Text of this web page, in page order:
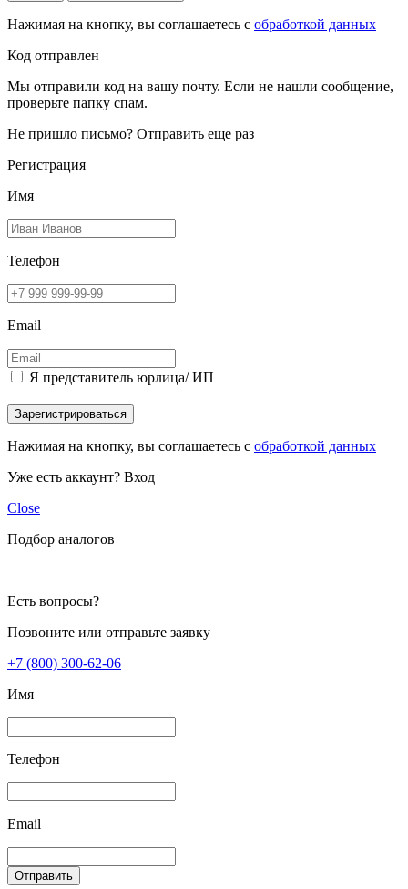
Нажимая на кнопку, вы соглашаетесь с обработкой данных
Код отправлен
Мы отправили код на вашу почту. Если не нашли сообщение,
проверьте папку спам.
Не пришло письмо? Отправить еще раз
Регистрация
Имя
Телефон
Email
Я представитель юрлица/ ИП
Зарегистрироваться
Нажимая на кнопку, вы соглашаетесь с обработкой данных
Уже есть аккаунт? Вход
Close
Подбор аналогов
Есть вопросы?
Позвоните или отправьте заявку
+7 (800) 300-62-06
Имя
Телефон
Email
Отправить